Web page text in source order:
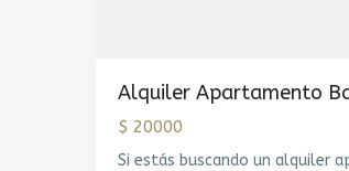
Alquiler Apartamento
$ 20000
Si estás buscando un alquiler